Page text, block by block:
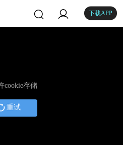
下载APP
cookie存储
重试